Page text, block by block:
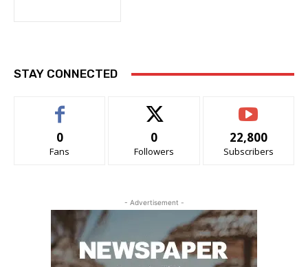
STAY CONNECTED
0
Fans
0
Followers
22,800
Subscribers
- Advertisement -